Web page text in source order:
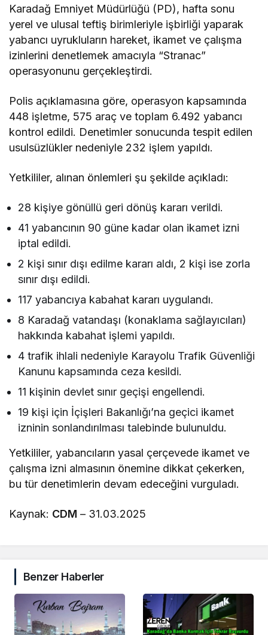
Karadağ Emniyet Müdürlüğü (PD), hafta sonu
yerel ve ulusal teftiş birimleriyle işbirliği yaparak
yabancı uyrukluların hareket, ikamet ve çalışma
izinlerini denetlemek amacıyla “Stranac”
operasyonunu gerçekleştirdi.
Polis açıklamasına göre, operasyon kapsamında
448 işletme, 575 araç ve toplam 6.492 yabancı
kontrol edildi. Denetimler sonucunda tespit edilen
usulsüzlükler nedeniyle 232 işlem yapıldı.
Yetkililer, alınan önlemleri şu şekilde açıkladı:
28 kişiye gönüllü geri dönüş kararı verildi.
41 yabancının 90 güne kadar olan ikamet izni
iptal edildi.
2 kişi sınır dışı edilme kararı aldı, 2 kişi ise zorla
sınır dışı edildi.
117 yabancıya kabahat kararı uygulandı.
8 Karadağ vatandaşı (konaklama sağlayıcıları)
hakkında kabahat işlemi yapıldı.
4 trafik ihlali nedeniyle Karayolu Trafik Güvenliği
Kanunu kapsamında ceza kesildi.
11 kişinin devlet sınır geçişi engellendi.
19 kişi için İçişleri Bakanlığı’na geçici ikamet
izninin sonlandırılması talebinde bulunuldu.
Yetkililer, yabancıların yasal çerçevede ikamet ve
çalışma izni almasının önemine dikkat çekerken,
bu tür denetimlerin devam edeceğini vurguladı.
Kaynak: CDM – 31.03.2025
Benzer Haberler